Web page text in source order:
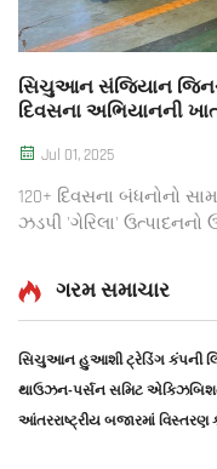
સિચુઆન સંજિયાન
દિવસના અભિયાનની
Jul 01, 2025
120+ દિવસના બંધનોનો
ઝડપી 'ગેરિલા' ઉત્પાદનનો
તે જુઓ. વધુ માહિતી મેળવો.
ગરમ સમાચાર
સિચુઆન હુઆશી ટ્રેડિંગ કંપની
થાઉઝન-પર્સન સમિટ
આંતરરાષ્ટ્રીય બજારમાં વિસ્તરણ